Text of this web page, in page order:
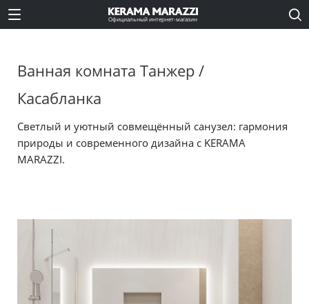
Официальный интернет-магазин
Ванная комната Танжер /
Касабланка
Светлый и уютный совмещённый санузел: гармония
природы и современного дизайна с KERAMA
MARAZZI.